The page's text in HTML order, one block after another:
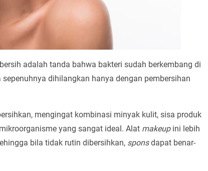
adalah tanda bahwa bakteri sudah berkembang di
dihilangkan hanya dengan pembersihan
mengingat kombinasi minyak kulit, sisa produk
yang sangat ideal. Alat makeupini lebih
bila tidak rutin dibersihkan, sponsdapat benar-